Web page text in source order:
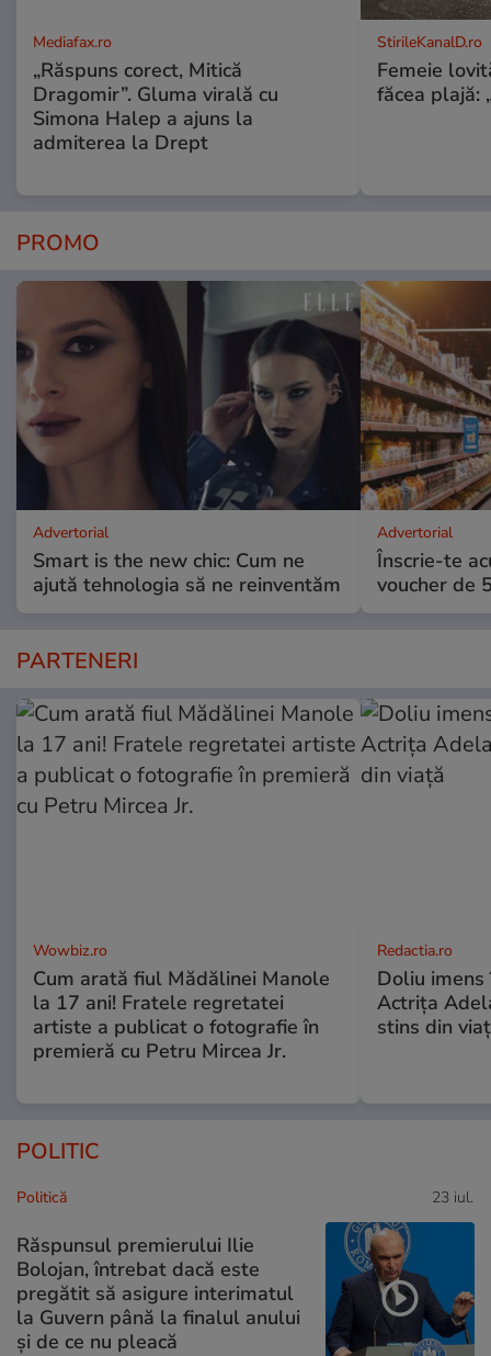
Mediafax.ro
„Răspuns corect, Mitică
Dragomir”. Gluma virală cu
Simona Halep a ajuns la
admiterea la Drept
StirileKanalD.ro
Femeie
făcea plajă:
PROMO
Advertorial
Smart is the new chic: Cum ne
ajută tehnologia să ne reinventăm
Advertorial
Înscrie-te
voucher de
PARTENERI
Wowbiz.ro
Cum arată fiul Mădălinei Manole
la 17 ani! Fratele regretatei
artiste a publicat o fotografie în
premieră cu Petru Mircea Jr.
Redactia.ro
Doliu
Actrița
stins din
POLITIC
Politică 23 iul.
Răspunsul premierului Ilie
Bolojan, întrebat dacă este
pregătit să asigure interimatul
la Guvern până la finalul anului
și de ce nu pleacă